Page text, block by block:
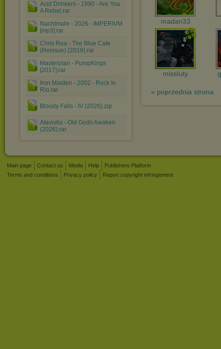
Acid Drinkers - 1990 - Are You
A Rebel.rar
Nachtmahr - 2026 - IMPERIVM
[mp3].rar
Chris Rea - The Blue Cafe
(Reissue) (2019).rar
Masterplan - PumpKings
[2017].rar
Iron Maiden - 2002 - Rock In
Rio.rar
Bloody Falls - IV (2026).zip
Atavistia - Old Gods Awaken
(2026).rar
madan33
missluty
« poprzednia strona
Main page Contact us Media Help
Publishers Platform
Terms and conditions
Privacy policy Report copyright infringement